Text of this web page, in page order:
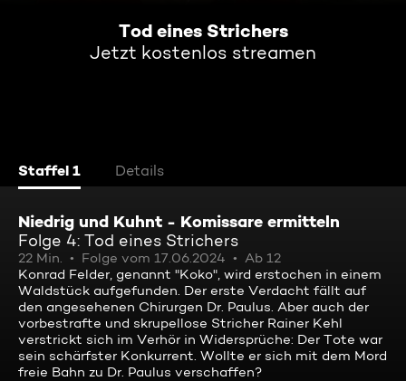
Tod eines Strichers
Jetzt kostenlos streamen
Staffel 1 Details
Niedrig und Kuhnt - Komissare ermitteln
Folge 4: Tod eines Strichers
22 Min. Folge vom 17.06.2024
Ab 12
Konrad Felder, genannt "Koko", wird erstochen in einem
Waldstück aufgefunden. Der erste Verdacht fällt auf
den angesehenen Chirurgen Dr. Paulus. Aber auch der
vorbestrafte und skrupellose Stricher Rainer Kehl
verstrickt sich im Verhör in Widersprüche: Der Tote war
sein schärfster Konkurrent. Wollte er sich mit dem Mord
freie Bahn zu Dr. Paulus verschaffen?